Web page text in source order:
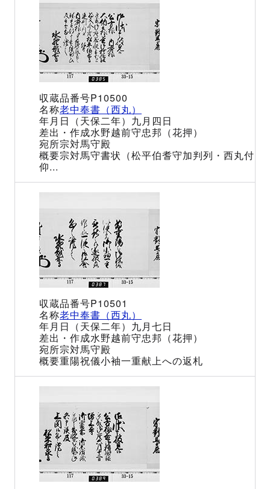
P10500
老中奉書（西丸）
（天保二年）九月四日
水野越前守忠邦（花押）
宗対馬守殿
宗対馬守書状（松平伯耆守加判列・西丸付
仰...
P10501
老中奉書（西丸）
（天保二年）九月七日
水野越前守忠邦（花押）
宗対馬守殿
重陽祝儀小袖一重献上への返札